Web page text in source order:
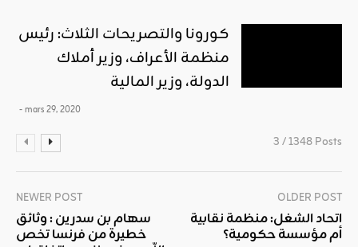
كورونا والتصريحات الثلاث: رئيس
منظمة الأعراف، وزير أملاك
الدولة، وزير المالية
- mars 29, 2020
3 / 1348 Posts
NEWER POST
سهام بن سدرين : وثائق
خطيرة من فرنسا تخص
OLDER POST
اتحاد الشغل: منظمة نقابية
أم مؤسسة حكومية؟